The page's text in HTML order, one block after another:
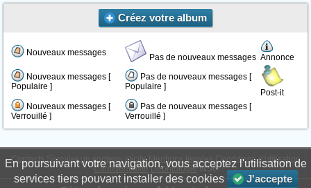
Créez votre album
Nouveaux messages Pas de nouveaux messages Annonce
Nouveaux messages [
Populaire ]
Pas de nouveaux messages [
Populaire ]
Post-it
Nouveaux messages [
Verrouillé ]
Pas de nouveaux messages [
Verrouillé ]
Contacts Signaler un contenu illicite Mentions légales Conditions d'utilisation
Confidentialité DéontologieWS6
En poursuivant votre navigation, vous acceptez l'utilisation de
services tiers pouvant installer des cookies
J'accepte